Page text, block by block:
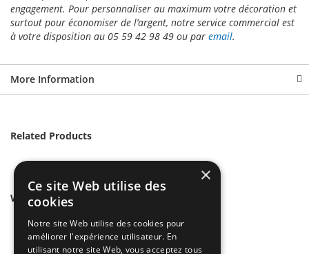
engagement. Pour personnaliser au maximum votre décoration et
surtout pour économiser de l’argent, notre service commercial est
à votre disposition au 05 59 42 98 49 ou par email.
More Information
Related Products
We found other products you might like!
×
Ce site Web utilise des
cookies
Notre site Web utilise des cookies pour
améliorer l'expérience utilisateur. En
utilisant notre site Web, vous acceptez tous